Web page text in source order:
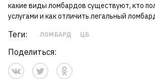
какие виды ломбардов существуют, кто
услугами и как отличить легальный
Теги: ЛОМБАРД ЦБ
Поделиться: